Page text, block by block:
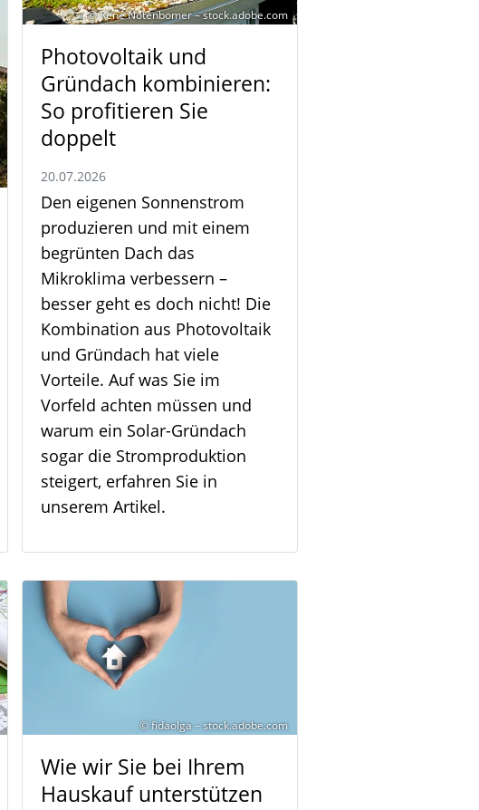
© René Notenbomer – stock.adobe.com
Photovoltaik und
Gründach kombinieren:
So profitieren Sie
doppelt
20.07.2026
Den eigenen Sonnenstrom
produzieren und mit einem
begrünten Dach das
Mikroklima verbessern –
besser geht es doch nicht! Die
Kombination aus Photovoltaik
und Gründach hat viele
Vorteile. Auf was Sie im
Vorfeld achten müssen und
warum ein Solar-Gründach
sogar die Stromproduktion
steigert, erfahren Sie in
unserem Artikel.
© fidaolga – stock.adobe.com
Wie wir Sie bei Ihrem
Hauskauf unterstützen